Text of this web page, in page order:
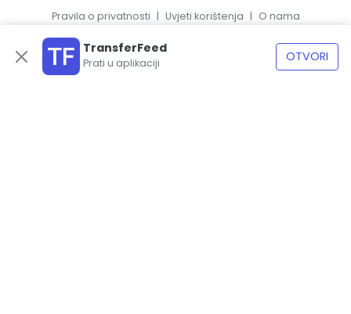
TransferFeed
Prati u aplikaciji OTVORI
Pravila o privatnosti | Uvjeti korištenja | O nama